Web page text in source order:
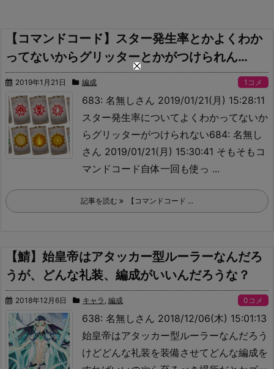
【コマンドコード】スター発生率とかよくわか
ってないからグリッターとかがつけられん…
2019年1月21日 編成 1コメ
683: 名無しさん 2019/01/21(月) 15:28:11
スター発生率についてよくわかってないか
らグリッターがつけられない684: 名無し
さん 2019/01/21(月) 15:30:41 そもそもコ
マンドコード自体一回も使っ ...
記事を読む 【コマンドコード ...
【鯖】始皇帝はアタッカー型ルーラーなんだろ
うが、どんな礼装、編成がいいんだろうな？
2018年12月6日 キャラ , 編成 0コメ
638: 名無しさん 2018/12/06(木) 15:01:13
始皇帝はアタッカー型ルーラーなんだろう
けどどんな礼装を装備させてどんな編成を